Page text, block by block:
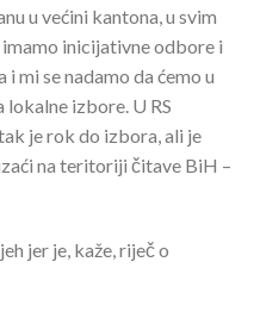
u većini kantona, u svim
inicijativne odbore i
mi se nadamo da ćemo u
izbore. U RS
je rok do izbora, ali je
na teritoriji čitave BiH –
jer je, kaže, riječ o